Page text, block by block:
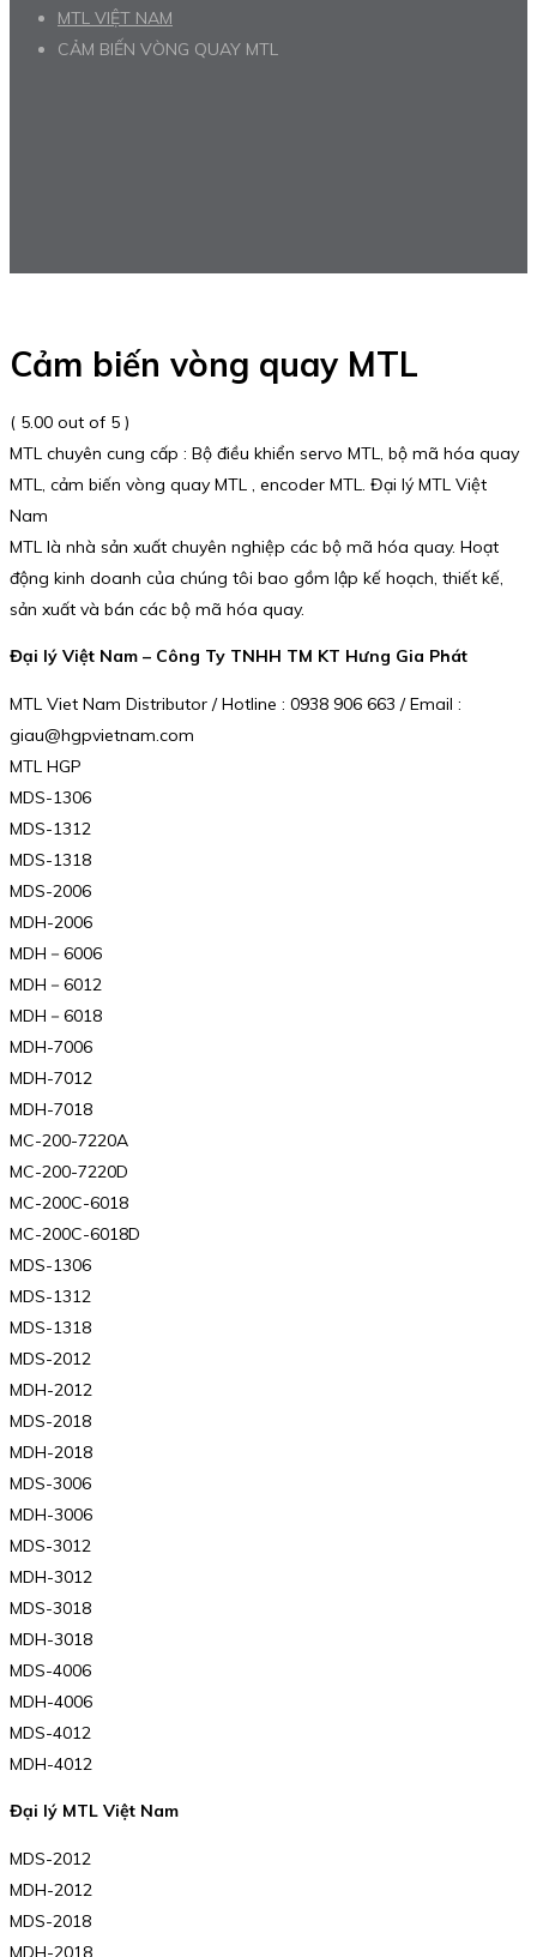
MTL VIỆT NAM
CẢM BIẾN VÒNG QUAY MTL
Cảm biến vòng quay MTL
( 5.00 out of 5 )
MTL chuyên cung cấp : Bộ điều khiển servo MTL, bộ mã hóa quay
MTL, cảm biến vòng quay MTL , encoder MTL. Đại lý MTL Việt
Nam
MTL là nhà sản xuất chuyên nghiệp các bộ mã hóa quay. Hoạt
động kinh doanh của chúng tôi bao gồm lập kế hoạch, thiết kế,
sản xuất và bán các bộ mã hóa quay.
Đại lý Việt Nam – Công Ty TNHH TM KT Hưng Gia Phát
MTL Viet Nam Distributor / Hotline : 0938 906 663 / Email :
giau@hgpvietnam.com
MTL HGP
MDS-1306
MDS-1312
MDS-1318
MDS-2006
MDH-2006
MDH－6006
MDH－6012
MDH－6018
MDH-7006
MDH-7012
MDH-7018
MC-200-7220A
MC-200-7220D
MC-200C-6018
MC-200C-6018D
MDS-1306
MDS-1312
MDS-1318
MDS-2012
MDH-2012
MDS-2018
MDH-2018
MDS-3006
MDH-3006
MDS-3012
MDH-3012
MDS-3018
MDH-3018
MDS-4006
MDH-4006
MDS-4012
MDH-4012
Đại lý MTL Việt Nam
MDS-2012
MDH-2012
MDS-2018
MDH-2018